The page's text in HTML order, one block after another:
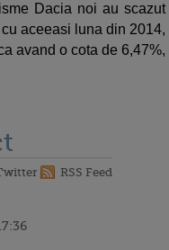
Dacia noi au scazut
aceeasi luna din 2014,
avand o cota de 6,47%,
RSS Feed